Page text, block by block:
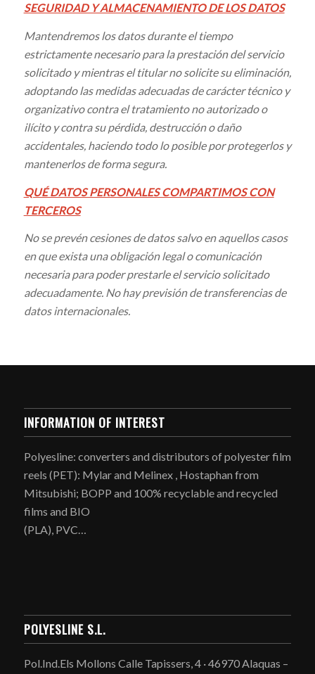
SEGURIDAD Y ALMACENAMIENTO DE LOS DATOS
Mantendremos los datos durante el tiempo
estrictamente necesario para la prestación del servicio
solicitado y mientras el titular no solicite su eliminación,
adoptando las medidas adecuadas de carácter técnico y
organizativo contra el tratamiento no autorizado o
ilícito y contra su pérdida, destrucción o daño
accidentales, haciendo todo lo posible por protegerlos y
mantenerlos de forma segura.
QUÉ DATOS PERSONALES COMPARTIMOS CON
TERCEROS
No se prevén cesiones de datos salvo en aquellos casos
en que exista una obligación legal o comunicación
necesaria para poder prestarle el servicio solicitado
adecuadamente. No hay previsión de transferencias de
datos internacionales.
INFORMATION OF INTEREST
Polyesline: converters and distributors of polyester film
reels (PET): Mylar and Melinex , Hostaphan from
Mitsubishi; BOPP and 100% recyclable and recycled
films and BIO
(PLA), PVC…
POLYESLINE S.L.
Pol.Ind.Els Mollons Calle Tapissers, 4 · 46970 Alaquas –